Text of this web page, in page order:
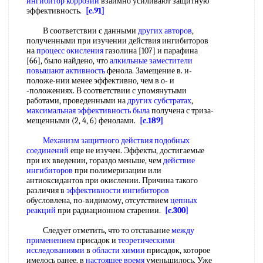
эффективность.
[c.91]
В соответствии с данными других авторов,
полученными при изучении действия ингибиторов
напроцесс окислениягазолина [107] и парафина
[66], было найдено, чтоалкильные заместители
повышают активностьфенола. Замещение в. и-
положе-нии менее эффективно, чем в о- и
-положениях. В соответствии с упомянутыми
работами, проведенными надругих субстратах,
максимальная эффективностьбылаполучена с триза-
мещенными (2, 4, 6) фенолами.
[c.189]
Механизм защитного действияподобных
соединений еще не изучен. Эффекты, достигаемые
при их введении, гораздо меньше, чемдействие
ингибиторов при полимеризации или
антиоксидантов при окислении. Причина такого
различия в эффективности ингибиторов
обусловлена, по-видимому, отсутствиемцепных
реакций при радиационном старении.
[c.300]
Следует отметить, что то отставаниемежду
применениемприсадок и теоретическими
исследованиями в области химии присадок, которое
имелось ранее, в настоящее времяуменьшилось. Уже